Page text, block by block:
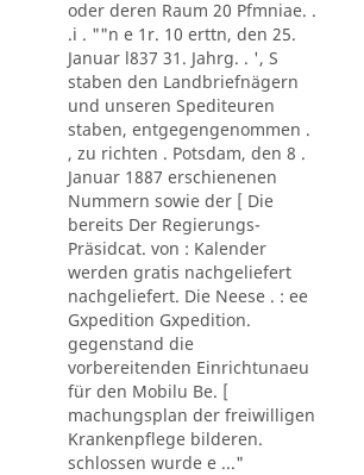
oder deren Raum 20 Pfmniae. .
.i . ""n e 1r. 10 erttn, den 25.
Januar l837 31. Jahrg. . ', S
staben den Landbriefnägern
und unseren Spediteuren
staben, entgegengenommen .
, zu richten . Potsdam, den 8 .
Januar 1887 erschienenen
Nummern sowie der [ Die
bereits Der Regierungs-
Präsidcat. von : Kalender
werden gratis nachgeliefert
nachgeliefert. Die Neese . : ee
Gxpedition Gxpedition.
gegenstand die
vorbereitenden Einrichtunaeu
für den Mobilu Be. [
machungsplan der freiwilligen
Krankenpflege bilderen.
schlossen wurde e ..."